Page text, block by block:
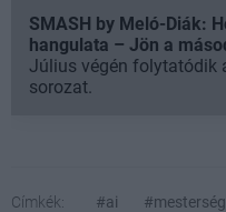
SMASH by Meló-Diák:
hangulata – Jön a
Július végén folytatódik
sorozat.
Címkék: #ai